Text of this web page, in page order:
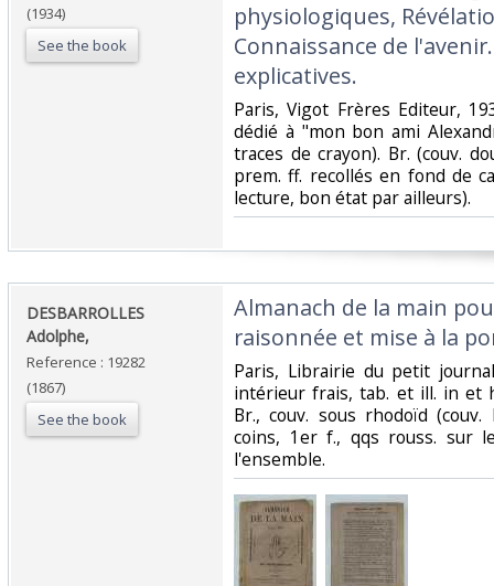
(1934)
See the book
physiologiques,
Connaissance de
explicatives.‎
‎Paris, Vigot Frères Editeur,
dédié à "mon bon ami
traces de crayon). Br. (couv.
prem. ff. recollés en fond de
lecture, bon état par ailleurs).‎
‎DESBARROLLES
Adolphe,‎
Reference : 19282
(1867)
See the book
‎Almanach de la main
raisonnée et mise à la
‎Paris, Librairie du petit
intérieur frais, tab. et ill. in et
Br., couv. sous rhodoïd
coins, 1er f., qqs rouss. sur
l'ensemble.‎